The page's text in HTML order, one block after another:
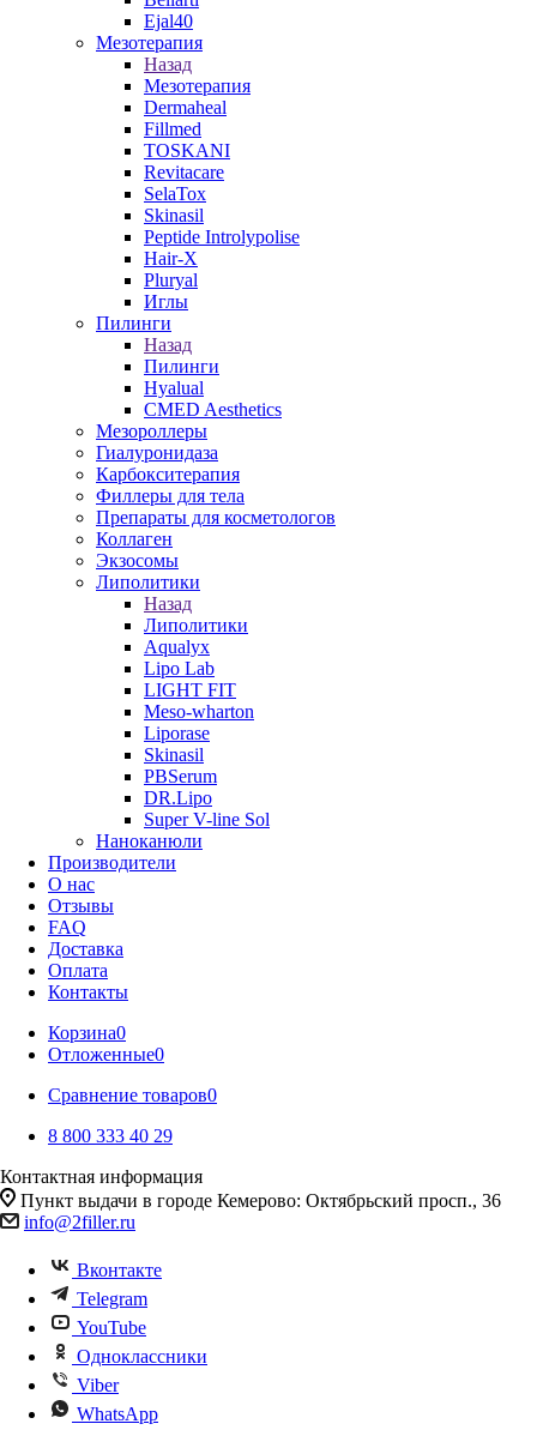
Ejal40
Мезотерапия
Назад
Мезотерапия
Dermaheal
Fillmed
TOSKANI
Revitacare
SelaTox
Skinasil
Peptide Introlypolise
Hair-X
Pluryal
Иглы
Пилинги
Назад
Пилинги
Hyalual
CMED Aesthetics
Мезороллеры
Гиалуронидаза
Карбокситерапия
Филлеры для тела
Препараты для косметологов
Коллаген
Экзосомы
Липолитики
Назад
Липолитики
Aqualyx
Lipo Lab
LIGHT FIT
Meso-wharton
Liporase
Skinasil
PBSerum
DR.Lipo
Super V-line Sol
Наноканюли
Производители
О нас
Отзывы
FAQ
Доставка
Оплата
Контакты
Корзина0
Отложенные0
Сравнение товаров0
8 800 333 40 29
Контактная информация
Пункт выдачи в городе Кемерово: Октябрьский просп., 36
info@2filler.ru
Вконтакте
Telegram
YouTube
Одноклассники
Viber
WhatsApp